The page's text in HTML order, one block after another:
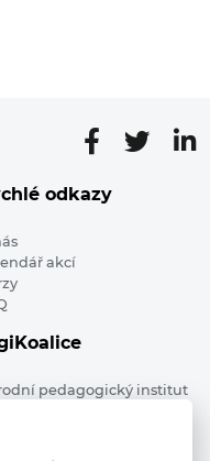
odkazy
akcí
pedagogický institut